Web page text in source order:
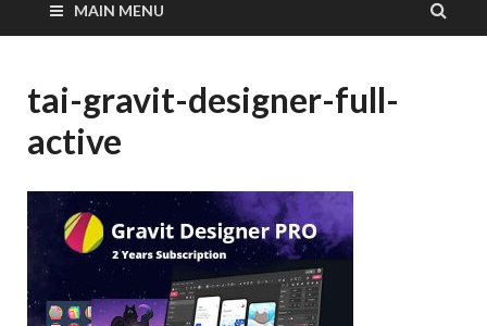
MAIN MENU
tai-gravit-designer-full-
active